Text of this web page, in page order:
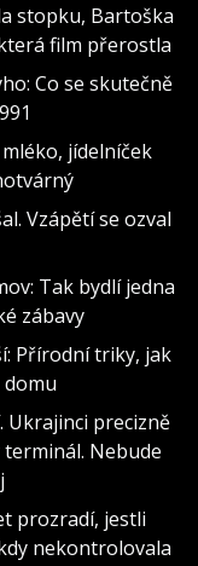
stopku, Bartoška
film přerostla
Co se skutečně
jídelníček
Vzápětí se ozval
Tak bydlí jedna
zábavy
Přírodní triky, jak
domu
Ukrajinci precizně
Nebude
prozradí, jestli
nekontrolovala